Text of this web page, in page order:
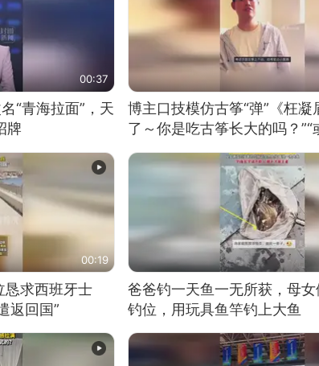
00:37
“青海拉面”，天
牌
博主口技模仿古筝“弹”《枉凝
了～你是吃古筝长大的吗？”“
日电讯）
00:19
恳求西班牙士
返回国”
爸爸钓一天鱼一无所获，母
钓位，用玩具鱼竿钓上大鱼